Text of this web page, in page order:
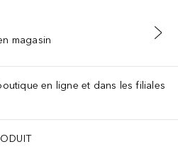
AU PANIER
magasin
en ligne et dans les filiales